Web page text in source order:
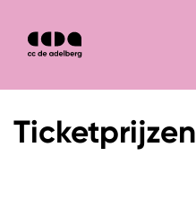
Ticketprijzen